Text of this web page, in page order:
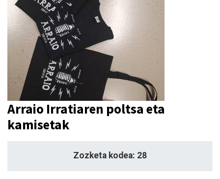
Arraio Irratiaren poltsa eta
kamisetak
Zozketa kodea: 28